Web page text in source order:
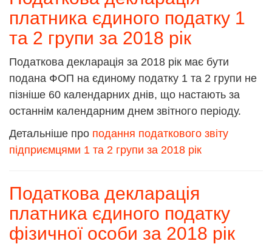
платника єдиного податку 1
та 2 групи за 2018 рік
Податкова декларація за 2018 рік має бути
подана ФОП на єдиному податку 1 та 2 групи не
пізніше 60 календарних днів, що настають за
останнім календарним днем звітного періоду.
Детальніше про подання податкового звіту
підприємцями 1 та 2 групи за 2018 рік
Податкова декларація
платника єдиного податку
фізичної особи за 2018 рік